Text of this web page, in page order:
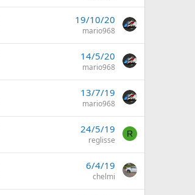
19/10/20
mario968
14/5/20
mario968
13/7/19
mario968
24/5/19
reglisse
R
6/4/19
chelmi